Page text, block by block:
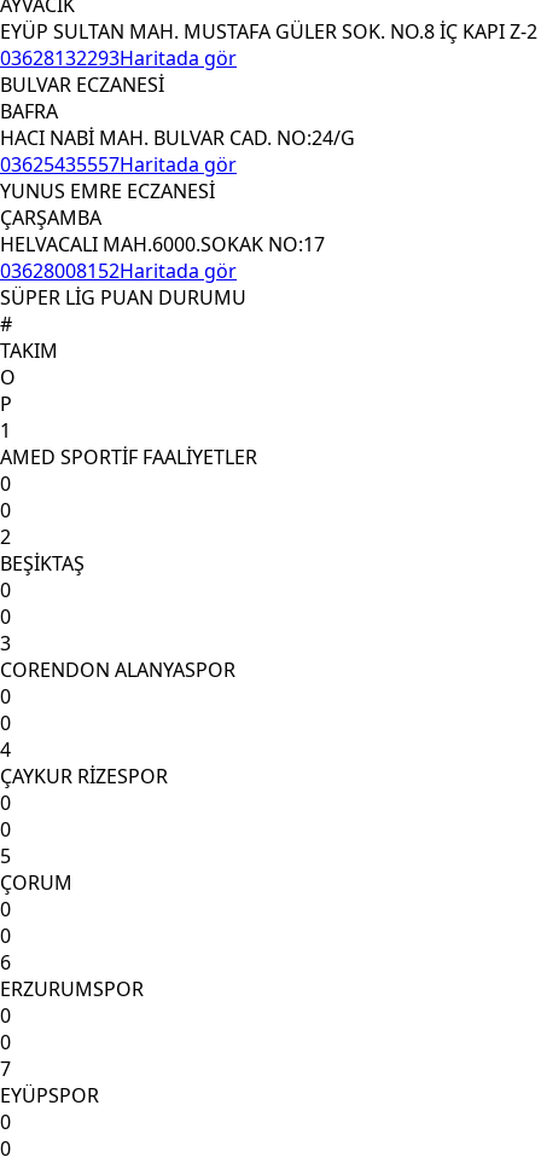
EYÜP SULTAN MAH. MUSTAFA GÜLER SOK. NO.8 İÇ KAPI Z-2
03628132293Haritada gör
BULVAR ECZANESİ
BAFRA
HACI NABİ MAH. BULVAR CAD. NO:24/G
03625435557Haritada gör
YUNUS EMRE ECZANESİ
ÇARŞAMBA
HELVACALI MAH.6000.SOKAK NO:17
03628008152Haritada gör
SÜPER LİG PUAN DURUMU
#
TAKIM
O
P
1
AMED SPORTİF FAALİYETLER
0
0
2
BEŞİKTAŞ
0
0
3
CORENDON ALANYASPOR
0
0
4
ÇAYKUR RİZESPOR
0
0
5
ÇORUM
0
0
6
ERZURUMSPOR
0
0
7
EYÜPSPOR
0
0